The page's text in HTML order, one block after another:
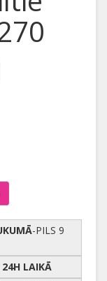
-PILS 9
LAIKĀ